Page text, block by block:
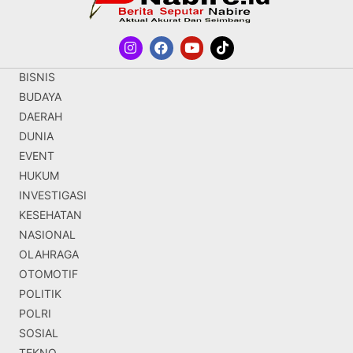
BISNIS
BUDAYA
DAERAH
DUNIA
EVENT
HUKUM
INVESTIGASI
KESEHATAN
NASIONAL
OLAHRAGA
OTOMOTIF
POLITIK
POLRI
SOSIAL